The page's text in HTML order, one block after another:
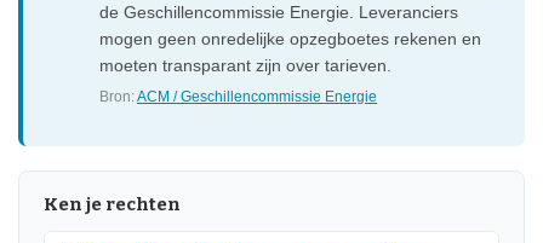
de Geschillencommissie Energie. Leveranciers
mogen geen onredelijke opzegboetes rekenen en
moeten transparant zijn over tarieven.
Bron:ACM / Geschillencommissie Energie
Ken je rechten